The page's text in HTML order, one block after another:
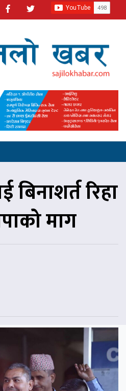
बिनाशर्त रिहा
माग